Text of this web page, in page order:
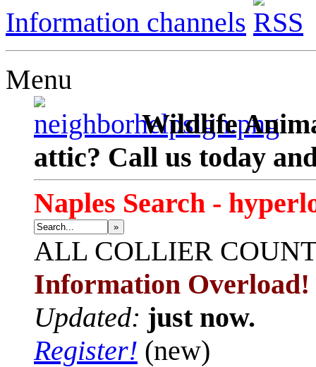
Information channels
Menu
Wildlife
attic? Call us today
Naples Search -
»
ALL COLLIER
Information Overload!
Updated: just now.
Register! (new)